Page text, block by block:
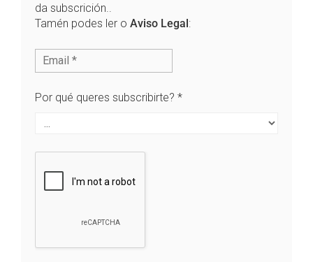
da subscrición..
Tamén podes ler o Aviso Legal:
Por qué queres subscribirte? *